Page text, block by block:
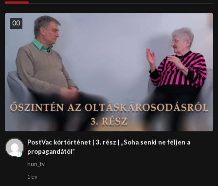
00
PostVac kórtörténet | 3. rész | „Soha senki ne féljen a
propagandától”
hun_tv
1 év